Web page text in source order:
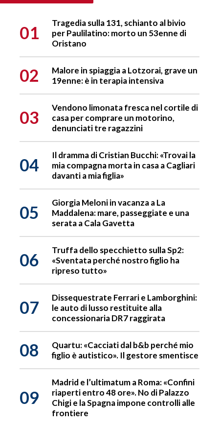
01
Tragedia sulla 131, schianto al bivio
per Paulilatino: morto un 53enne di
Oristano
02
Malore in spiaggia a Lotzorai, grave un
19enne: è in terapia intensiva
03
Vendono limonata fresca nel cortile di
casa per comprare un motorino,
denunciati tre ragazzini
04
Il dramma di Cristian Bucchi: «Trovai la
mia compagna morta in casa a Cagliari
davanti a mia figlia»
05
Giorgia Meloni in vacanza a La
Maddalena: mare, passeggiate e una
serata a Cala Gavetta
06
Truffa dello specchietto sulla Sp2:
«Sventata perché nostro figlio ha
ripreso tutto»
07
Dissequestrate Ferrari e Lamborghini:
le auto di lusso restituite alla
concessionaria DR7 raggirata
08
Quartu: «Cacciati dal b&b perché mio
figlio è autistico». Il gestore smentisce
09
Madrid e l’ultimatum a Roma: «Confini
riaperti entro 48 ore». No di Palazzo
Chigi e la Spagna impone controlli alle
frontiere